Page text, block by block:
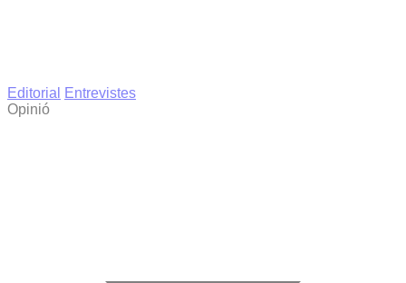
Editorial
Entrevistes
Opinió